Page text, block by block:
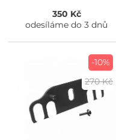
350 Kč
odesíláme do 3 dnů
-10%
270 Kč